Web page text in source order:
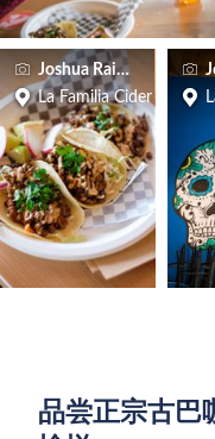
Joshua Rainey
La Familia Cider
品尝正宗古巴